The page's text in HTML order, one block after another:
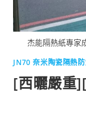
杰能隔熱紙專家
JN70 奈米陶瓷隔熱
[西曬嚴重